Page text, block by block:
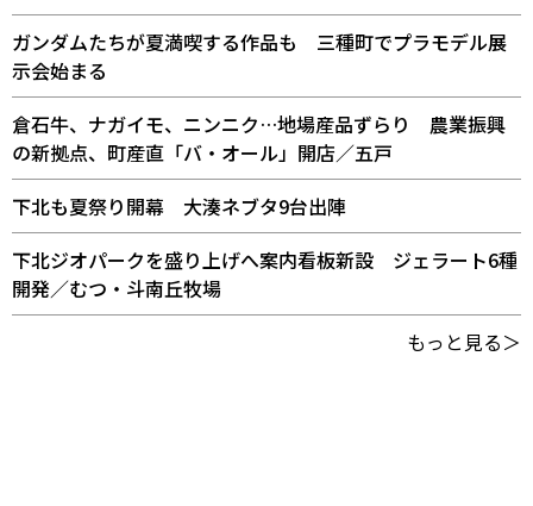
ガンダムたちが夏満喫する作品も 三種町でプラモデル展
示会始まる
倉石牛、ナガイモ、ニンニク…地場産品ずらり 農業振興
の新拠点、町産直「バ・オール」開店／五戸
下北も夏祭り開幕 大湊ネブタ9台出陣
下北ジオパークを盛り上げへ案内看板新設 ジェラート6種
開発／むつ・斗南丘牧場
もっと見る＞